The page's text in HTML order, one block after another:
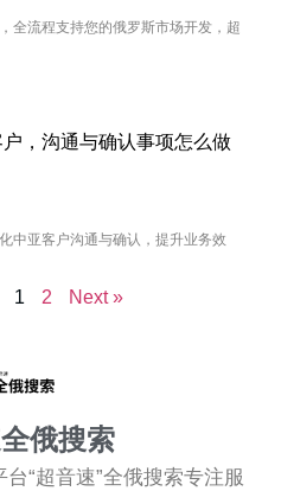
全流程支持您的俄罗斯市场开发，超
，沟通与确认事项怎么做
中亚客户沟通与确认，提升业务效
1 2 Next »
俄搜索
“超音速”全俄搜索专注服